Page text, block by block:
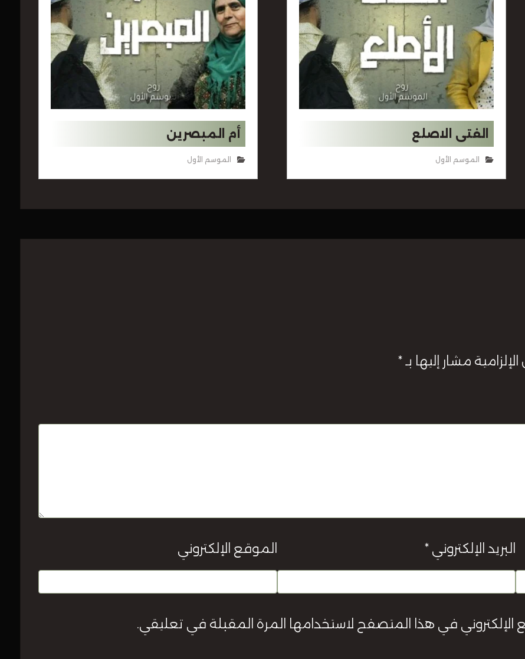
الفتى الاصلع
الموسم الأول
أم المبصرين
الموسم الأول
مشار إليها بـ*
البريد الإلكتروني * الموقع الإلكتروني
الإلكتروني في هذا المتصفح لاستخدامها المرة المقبلة في تعليقي.